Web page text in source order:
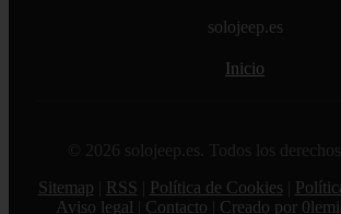
solojeep.es
Inicio
© 2026 solojeep.es. Todos los derechos
Sitemap
RSS Política de Cookies
Aviso legal
Contacto Creado por